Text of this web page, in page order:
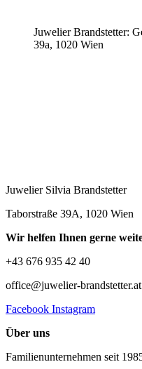
Juwelier Brandstetter:
39a, 1020 Wien
Juwelier Silvia Brandstetter
Taborstraße 39A, 1020 Wien
Wir helfen Ihnen gerne
+43 676 935 42 40
office@juwelier-brandstetter.at
Facebook Instagram
Über uns
Familienunternehmen seit